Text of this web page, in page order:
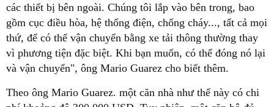
các thiết bị bên ngoài. Chúng tôi lắp vào bên trong, bao
gồm cục điều hòa, hệ thống điện, chống cháy..., tất cả mọi
thứ, để có thể vận chuyển bằng xe tải thông thường thay
vì phương tiện đặc biệt. Khi bạn muốn, có thể đóng nó lại
và vận chuyển", ông Mario Guarez cho biết thêm.
Theo ông Mario Guarez. một căn nhà như thế này có chi